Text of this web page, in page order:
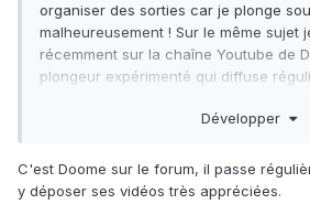
organiser des sorties car je plonge
malheureusement ! Sur le même sujet
récemment sur la chaîne Youtube de
plongeur expérimenté qui diffuse
d'ailleurs si Dominique est sur ce
message est passé, à bientôt dans la
Développer
C'est Doome sur le forum, il passe
y déposer ses vidéos très appréciées.